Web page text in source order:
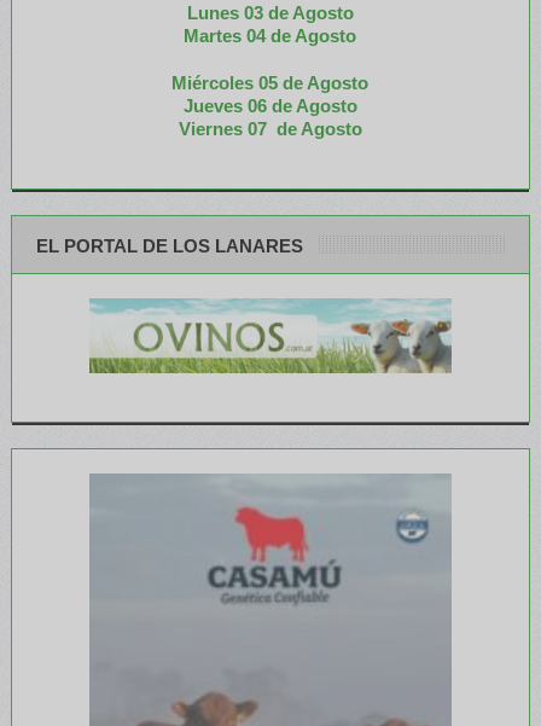
Lunes 03 de Agosto
Martes 04 de Agosto
Miércoles 05 de Agosto
Jueves 06 de Agosto
Viernes 07 de Agosto
EL PORTAL DE LOS LANARES